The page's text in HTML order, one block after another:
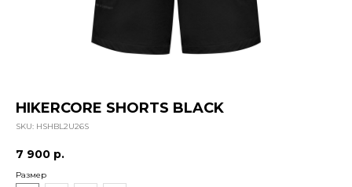
HIKERCORE SHORTS BLACK
SKU: HSHBL2U26S
7 900 р.
Размер